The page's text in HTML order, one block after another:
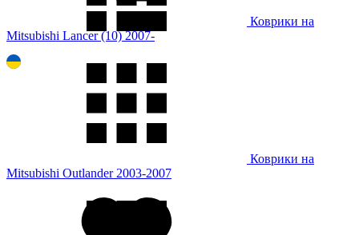
Коврики на
Mitsubishi Lancer (10) 2007-
Коврики на
Mitsubishi Outlander 2003-2007